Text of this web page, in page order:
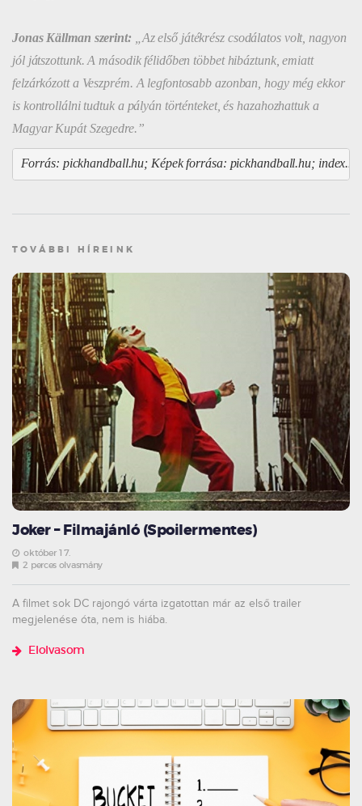
Jonas Källman szerint:
„Az első játékrész csodálatos volt, nagyon
jól játszottunk. A második félidőben többet hibáztunk, emiatt
felzárkózott a Veszprém. A legfontosabb azonban, hogy még ekkor
is kontrollálni tudtuk a pályán történteket, és hazahozhattuk a
Magyar Kupát Szegedre.”
Forrás: pickhandball.hu; Képek forrása: pickhandball.hu;
TOVÁBBI HÍREINK
Joker – Filmajánló (Spoilermentes)
október 17.
2 perces olvasmány
A filmet sok DC rajongó várta izgatottan már az első trailer
megjelenése óta, nem is hiába.
Elolvasom